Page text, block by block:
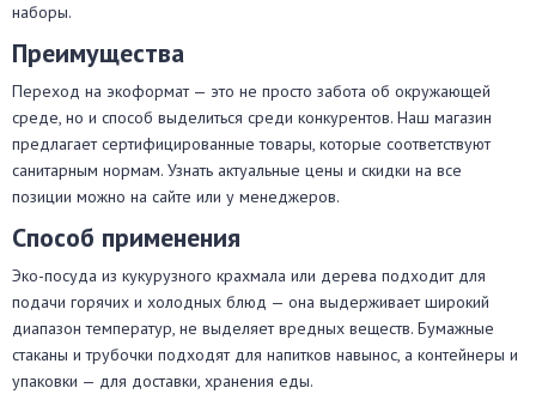
наборы.
Преимущества
Переход на экоформат — это не просто забота об окружающей
среде, но и способ выделиться среди конкурентов. Наш магазин
предлагает cертифицированные товары, которые соответствуют
санитарным нормам. Узнать актуальные цены и скидки на все
позиции можно на сайте или у менеджеров.
Способ применения
Эко-посуда из кукурузного крахмала или дерева подходит для
подачи горячих и холодных блюд — она выдерживает широкий
диапазон температур, не выделяет вредных веществ. Бумажные
стаканы и трубочки подходят для напитков навынос, а контейнеры и
упаковки — для доставки, хранения еды.